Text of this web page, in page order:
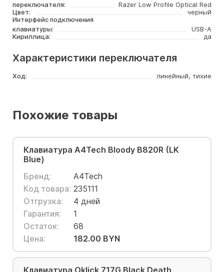
переключателя:
Razer Low Profile Optical Red
Цвет:
черный
Интерфейс подключения
клавиатуры:
USB-A
Кириллица:
да
Характеристики переключателя
Ход: линейный, тихие
Похожие товары
Клавиатура A4Tech Bloody B820R (LK
Blue)
Бренд:
A4Tech
Код товара: 235111
Отгрузка:
4 дней
Гарантия:
1
Остаток:
68
Цена:
182.00 BYN